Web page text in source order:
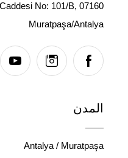
No: 101/B, 07160
Muratpaşa/Antalya
المدن
Antalya / Muratpaşa